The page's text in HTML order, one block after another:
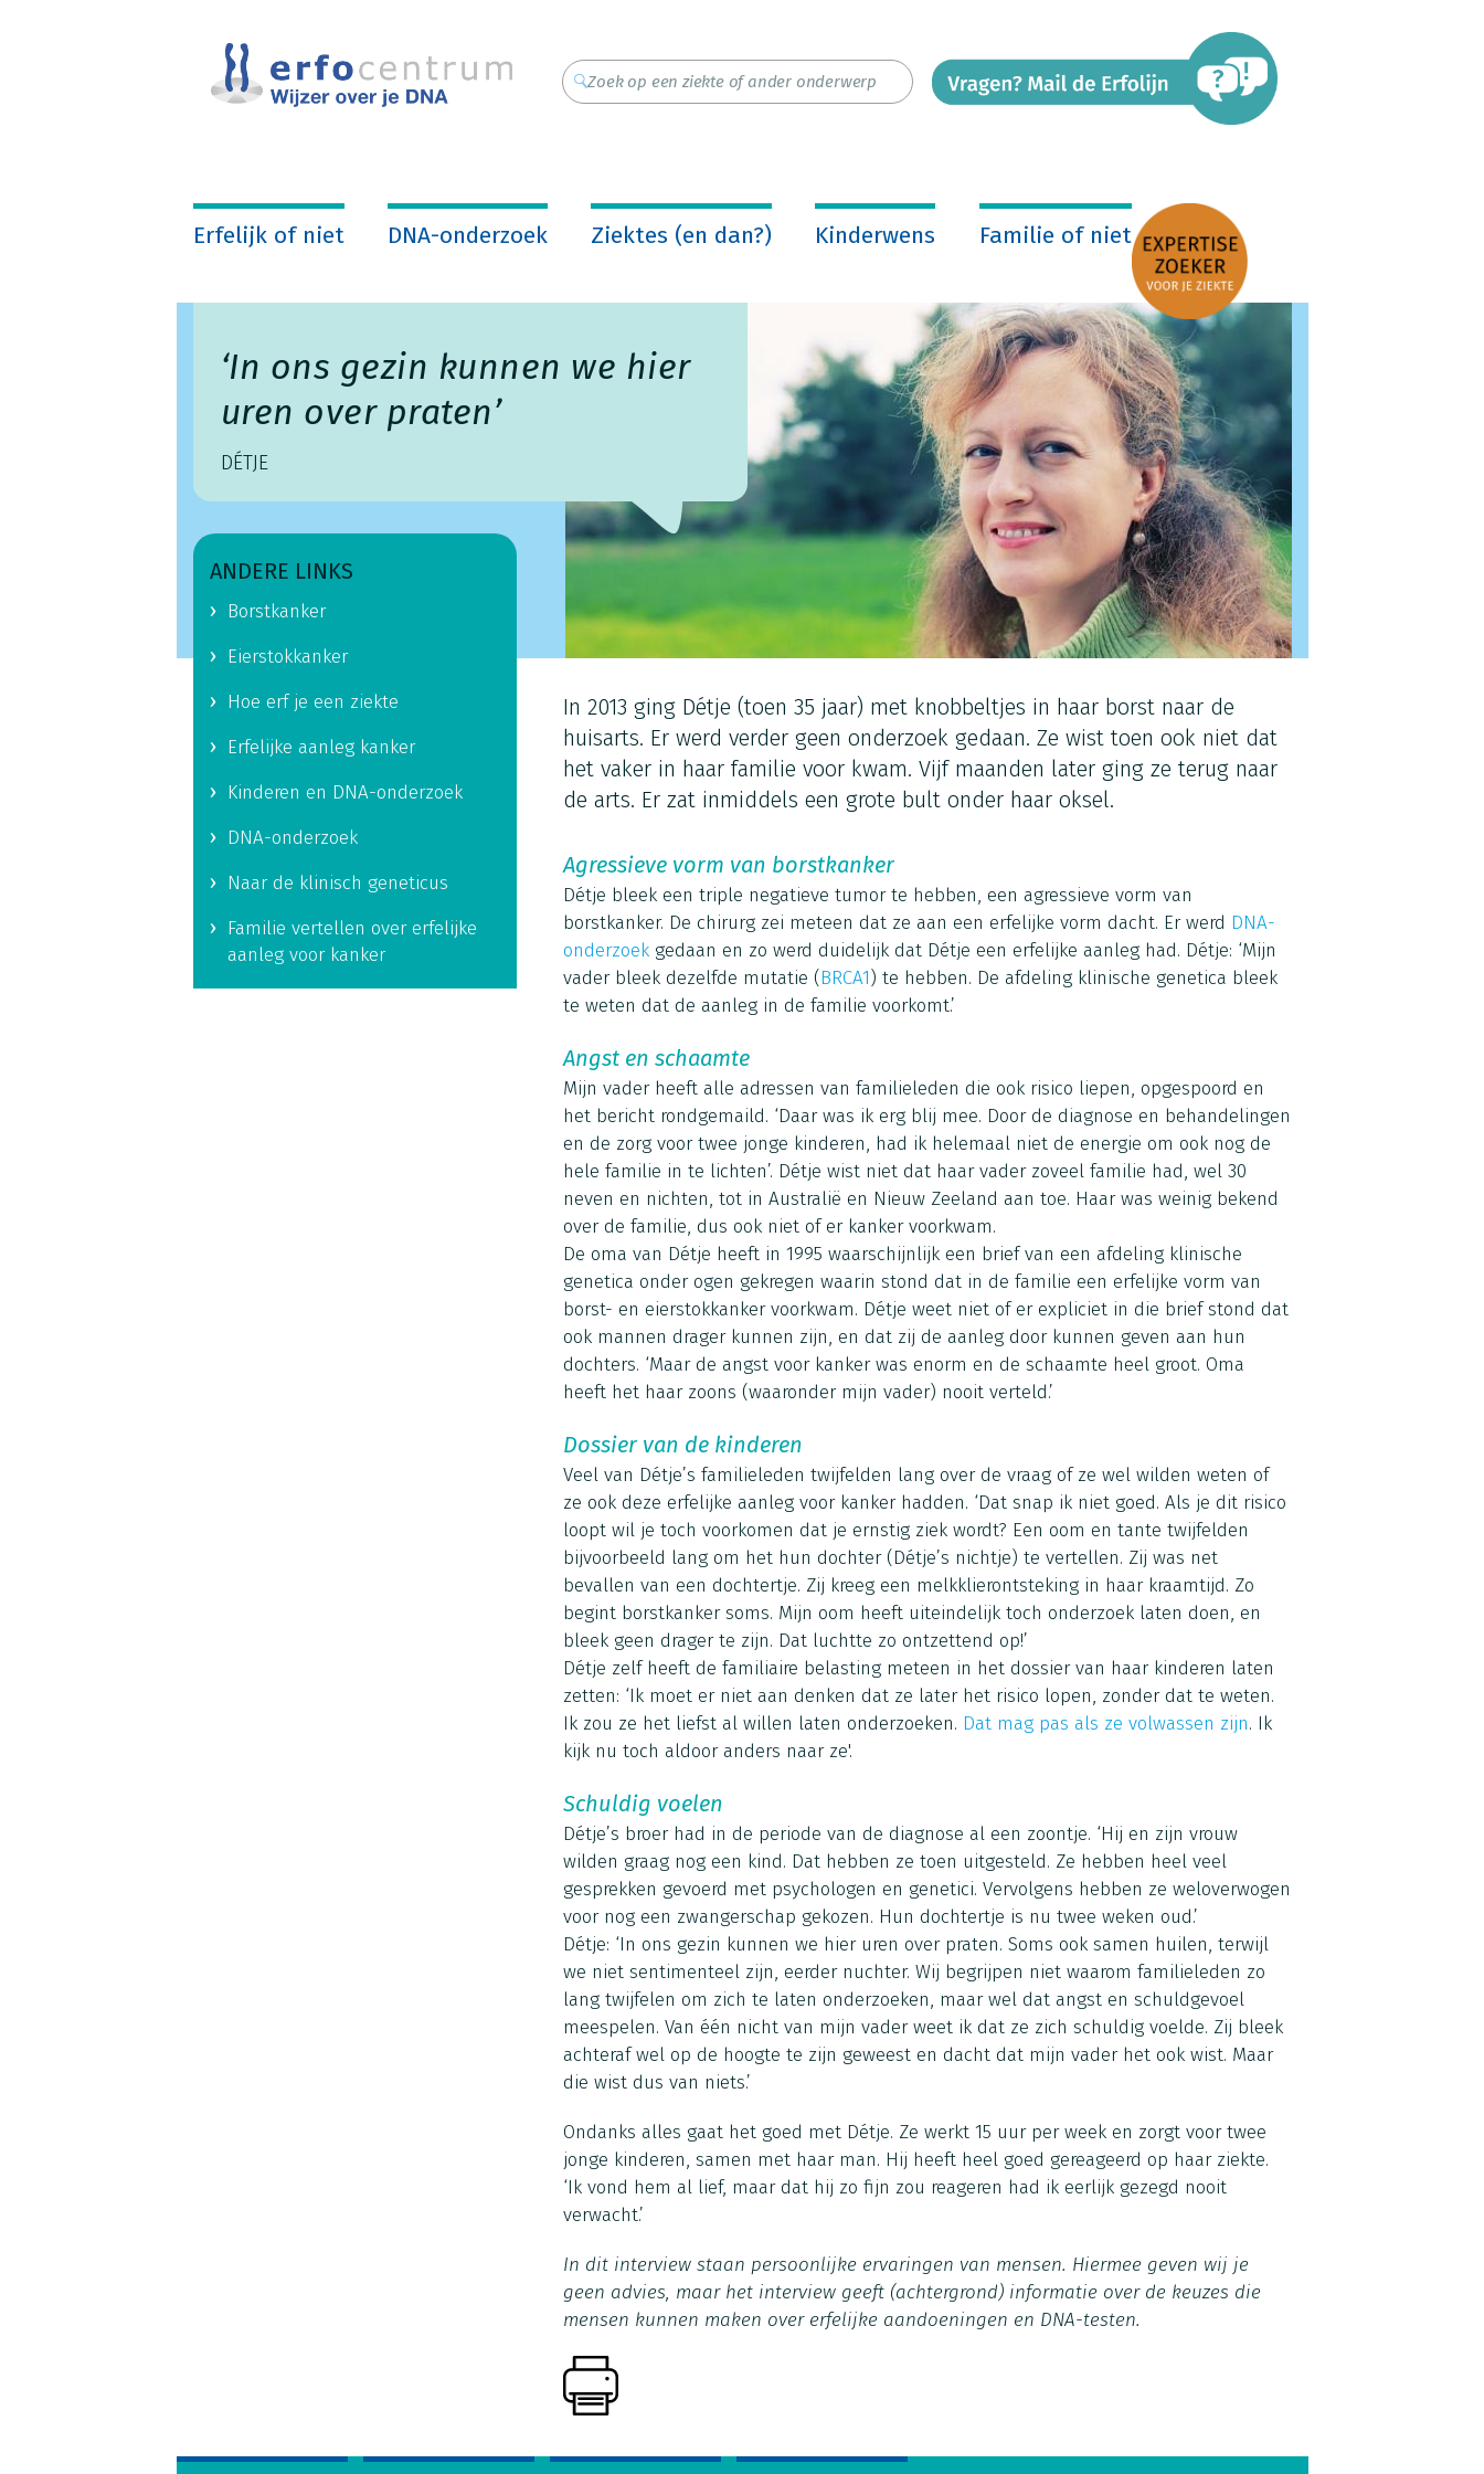
Erfelijk of niet DNA-onderzoek Ziektes (en dan?) Kinderwens Familie of niet
‘In ons gezin kunnen we hier
uren over praten’
DÉTJE
In 2013 ging Détje (toen 35 jaar) met knobbeltjes in haar borst naar de
huisarts. Er werd verder geen onderzoek gedaan. Ze wist toen ook niet dat
het vaker in haar familie voor kwam. Vijf maanden later ging ze terug naar
de arts. Er zat inmiddels een grote bult onder haar oksel.
Agressieve vorm van borstkanker
Détje bleek een triple negatieve tumor te hebben, een agressieve vorm van
borstkanker. De chirurg zei meteen dat ze aan een erfelijke vorm dacht. Er werd DNA-
onderzoekgedaan en zo werd duidelijk dat Détje een erfelijke aanleg had. Détje: ‘Mijn
vader bleek dezelfde mutatie (BRCA1) te hebben. De afdeling klinische genetica bleek
te weten dat de aanleg in de familie voorkomt.’
Angst en schaamte
Mijn vader heeft alle adressen van familieleden die ook risico liepen, opgespoord en
het bericht rondgemaild. ‘Daar was ik erg blij mee. Door de diagnose en behandelingen
en de zorg voor twee jonge kinderen, had ik helemaal niet de energie om ook nog de
hele familie in te lichten’. Détje wist niet dat haar vader zoveel familie had, wel 30
neven en nichten, tot in Australië en Nieuw Zeeland aan toe. Haar was weinig bekend
over de familie, dus ook niet of er kanker voorkwam.
De oma van Détje heeft in 1995 waarschijnlijk een brief van een afdeling klinische
genetica onder ogen gekregen waarin stond dat in de familie een erfelijke vorm van
borst- en eierstokkanker voorkwam. Détje weet niet of er expliciet in die brief stond dat
ook mannen drager kunnen zijn, en dat zij de aanleg door kunnen geven aan hun
dochters. ‘Maar de angst voor kanker was enorm en de schaamte heel groot. Oma
heeft het haar zoons (waaronder mijn vader) nooit verteld.’
Dossier van de kinderen
Veel van Détje’s familieleden twijfelden lang over de vraag of ze wel wilden weten of
ze ook deze erfelijke aanleg voor kanker hadden. ‘Dat snap ik niet goed. Als je dit risico
loopt wil je toch voorkomen dat je ernstig ziek wordt? Een oom en tante twijfelden
bijvoorbeeld lang om het hun dochter (Détje’s nichtje) te vertellen. Zij was net
bevallen van een dochtertje. Zij kreeg een melkklierontsteking in haar kraamtijd. Zo
begint borstkanker soms. Mijn oom heeft uiteindelijk toch onderzoek laten doen, en
bleek geen drager te zijn. Dat luchtte zo ontzettend op!’
Détje zelf heeft de familiaire belasting meteen in het dossier van haar kinderen laten
zetten: ‘Ik moet er niet aan denken dat ze later het risico lopen, zonder dat te weten.
Ik zou ze het liefst al willen laten onderzoeken. Dat mag pas als ze volwassen zijn. Ik
kijk nu toch aldoor anders naar ze'.
Schuldig voelen
Détje’s broer had in de periode van de diagnose al een zoontje. ‘Hij en zijn vrouw
wilden graag nog een kind. Dat hebben ze toen uitgesteld. Ze hebben heel veel
gesprekken gevoerd met psychologen en genetici. Vervolgens hebben ze weloverwogen
voor nog een zwangerschap gekozen. Hun dochtertje is nu twee weken oud.’
Détje: ‘In ons gezin kunnen we hier uren over praten. Soms ook samen huilen, terwijl
we niet sentimenteel zijn, eerder nuchter. Wij begrijpen niet waarom familieleden zo
lang twijfelen om zich te laten onderzoeken, maar wel dat angst en schuldgevoel
meespelen. Van één nicht van mijn vader weet ik dat ze zich schuldig voelde. Zij bleek
achteraf wel op de hoogte te zijn geweest en dacht dat mijn vader het ook wist. Maar
die wist dus van niets.’
Ondanks alles gaat het goed met Détje. Ze werkt 15 uur per week en zorgt voor twee
jonge kinderen, samen met haar man. Hij heeft heel goed gereageerd op haar ziekte.
‘Ik vond hem al lief, maar dat hij zo fijn zou reageren had ik eerlijk gezegd nooit
verwacht.’
In dit interview staan persoonlijke ervaringen van mensen. Hiermee geven wij je
geen advies, maar het interview geeft (achtergrond) informatie over de keuzes die
mensen kunnen maken over erfelijke aandoeningen en DNA-testen.
ANDERE LINKS
Borstkanker
Eierstokkanker
Hoe erf je een ziekte
Erfelijke aanleg kanker
Kinderen en DNA-onderzoek
DNA-onderzoek
Naar de klinisch geneticus
Familie vertellen over erfelijke
aanleg voor kanker